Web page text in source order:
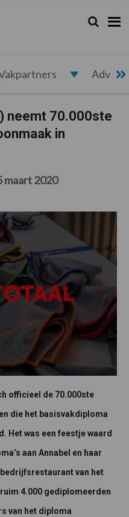
Zoeken...
Zoek
neemt 70.000ste
in
maart 2020
officieel de 70.000ste
die het basisvakdiploma
Het was een feestje waard
aan Annabel en haar
van het
4.000 gediplomeerden
van het diploma